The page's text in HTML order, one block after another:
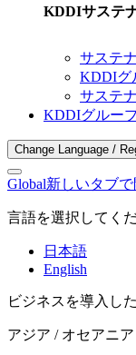
KDDIサステ
サステ
KDDIグ
サステ
KDDIグルー
Change Language /
Global新しいタブで
言語を選択してくだ
日本語
English
ビジネスを導入し
アジア / オセアニア